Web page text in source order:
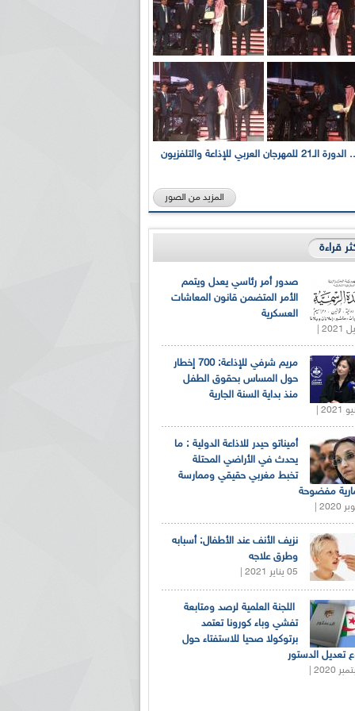
بالصور... الدورة الـ21 للمهرجان العربي للإذاعة والتلفزيون
المزيد من الصور
قراءة
صدور أمر رئاسي يعدل ويتمم
الأمر المتضمن قانون المعاشات
العسكرية
مريم شرفي للإذاعة: 700 إخطار
حول المساس بحقوق الطفل
منذ بداية السنة الجارية
أميناتو حيدر للاذاعة الدولية : ما
يحدث في الأراضي المحتلة
تخبط مغربي حقيقي وممارسة
مفضوحة
نزيف الأنف عند الأطفال: أسبابه
وطرق علاجه
05 يناير 2021 |
اللجنة العلمية لرصد ومتابعة
تفشي وباء كورونا تعتمد
برتوكولا صحيا للاستفتاء حول
تعديل الدستور